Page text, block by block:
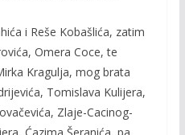
i Reše Kobašlića, zatim
Omera Coce, te
Kragulja, mog brata
Tomislava Kulijera,
Zlaje-Cacinog-